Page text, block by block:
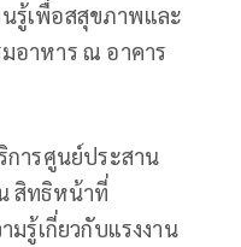
นรู้เพื่อสสุขภาพและ
อาหาร ณ อาคาร
การศูนย์ประสาน
สิทธิหน้าที่
มรู้เกี่ยวกับแรงงาน